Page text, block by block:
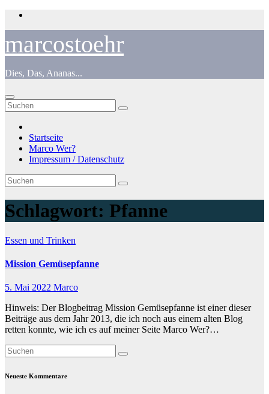
Zum
marcostoehr
Dies, Das, Ananas...
Startseite
Marco Wer?
Impressum / Datenschutz
Schlagwort: Pfanne
Essen und Trinken
Mission Gemüsepfanne
5. Mai 2022 Marco
Hinweis: Der Blogbeitrag Mission Gemüsepfanne ist einer dieser
Beiträge aus dem Jahr 2013, die ich noch aus einem alten Blog
retten konnte, wie ich es auf meiner Seite Marco Wer?…
Neueste Kommentare